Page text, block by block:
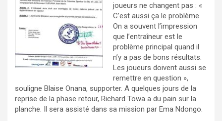
joueurs ne changent pas : «
C’est aussi ça le problème.
On a souvent l’impression
que l’entraîneur est le
problème principal quand il
n’y a pas de bons résultats.
Les joueurs doivent aussi se
remettre en question »,
souligne Blaise Onana, supporter. A quelques jours de la
reprise de la phase retour, Richard Towa a du pain sur la
planche. Il sera assisté dans sa mission par Ema Ndongo.